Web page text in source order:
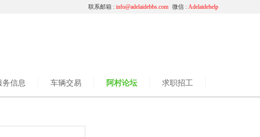
微信 : Adelaidehelp
联系邮箱 : info@adelaidebbs.com
务信息 车辆交易 阿村论坛 求职招工